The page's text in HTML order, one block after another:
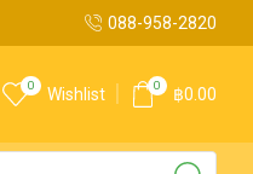
088-958-2820
0 Wishlist 0 ฿0.00